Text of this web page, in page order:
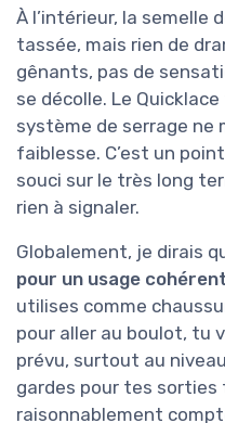
À l’intérieur, la semelle
tassée, mais rien de
gênants, pas de
se décolle. Le
système de serrage ne
faiblesse. C’est un
souci sur le très long
rien à signaler.
Globalement, je dirais
pour un usage
utilises comme
pour aller au boulot, tu
prévu, surtout au
gardes pour tes
raisonnablement